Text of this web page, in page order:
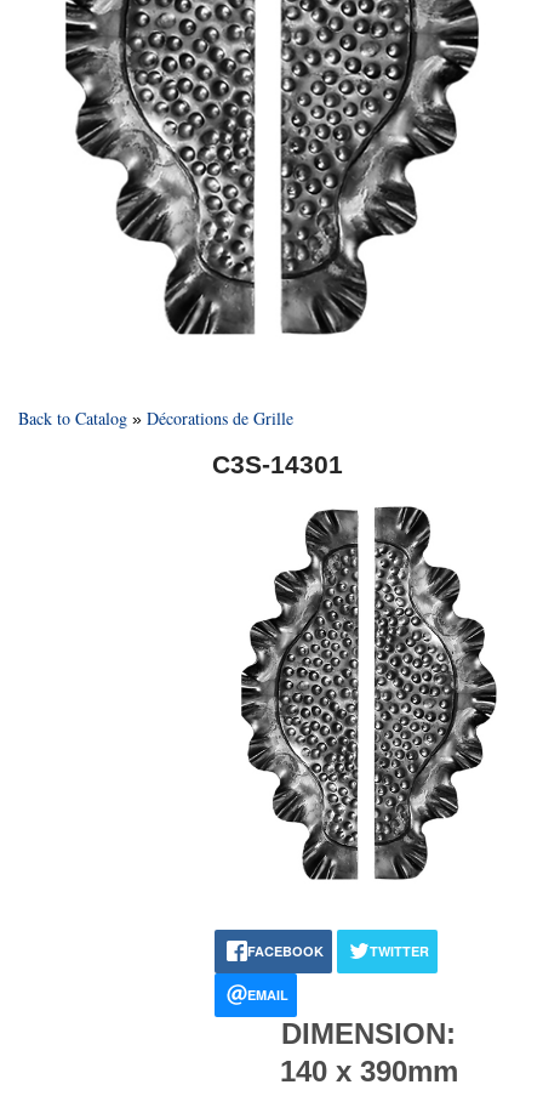
Back to Catalog Décorations de Grille
C3S-14301
FACEBOOK TWITTER
EMAIL
DIMENSION:
140 x 390mm